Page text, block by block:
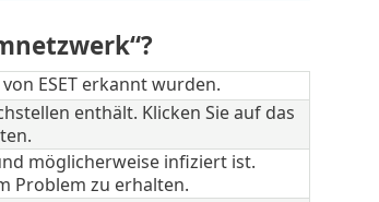
ESET erkannt wurden.
enthält. Klicken Sie auf das
möglicherweise infiziert ist.
Problem zu erhalten.